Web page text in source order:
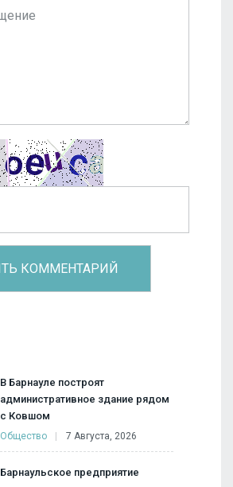
В Барнауле построят
административное здание рядом
с Ковшом
Общество 7 Августа, 2026
Барнаульское предприятие